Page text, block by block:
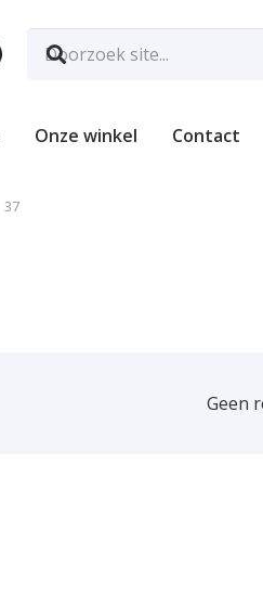
Onze winkel Contact
37
Geen